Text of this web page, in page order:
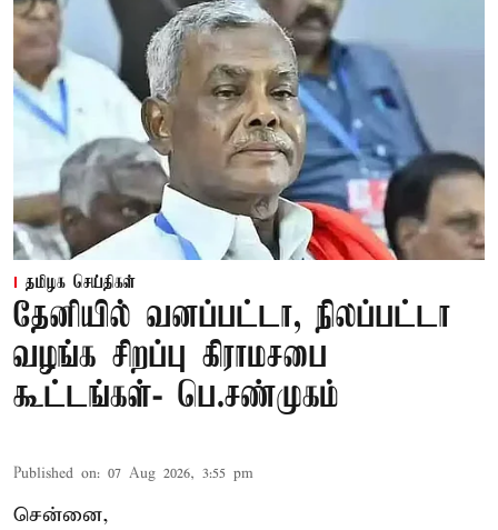
தமிழக செய்திகள்
தேனியில் வனப்பட்டா, நிலப்பட்டா
வழங்க சிறப்பு கிராமசபை
கூட்டங்கள்- பெ.சண்முகம்
Published on: 07 Aug 2026, 3:55 pm
சென்னை,